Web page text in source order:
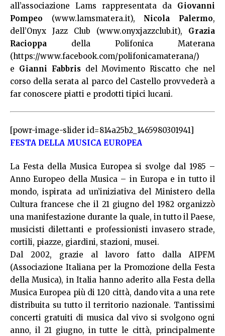
all’associazione Lams rappresentata da Giovanni
Pompeo (www.lamsmatera.it), Nicola Palermo,
dell’Onyx Jazz Club (www.onyxjazzclub.it), Grazia
Racioppa della Polifonica Materana
(https://www.facebook.com/polifonicamaterana/)
e Gianni Fabbrisdel Movimento Riscatto che nel
corso della serata al parco del Castello provvederà a
far conoscere piatti e prodotti tipici lucani.
[powr-image-slider id=814a25b2_1465980301941]
FESTA DELLA MUSICA EUROPEA
La Festa della Musica Europea si svolge dal 1985 –
Anno Europeo della Musica – in Europa e in tutto il
mondo, ispirata ad un’iniziativa del Ministero della
Cultura francese che il 21 giugno del 1982 organizzò
una manifestazione durante la quale, in tutto il Paese,
musicisti dilettanti e professionisti invasero strade,
cortili, piazze, giardini, stazioni, musei.
Dal 2002, grazie al lavoro fatto dalla AIPFM
(Associazione Italiana per la Promozione della Festa
della Musica), in Italia hanno aderito alla Festa della
Musica Europea più di 120 città, dando vita a una rete
distribuita su tutto il territorio nazionale. Tantissimi
concerti gratuiti di musica dal vivo si svolgono ogni
anno, il 21 giugno, in tutte le città, principalmente